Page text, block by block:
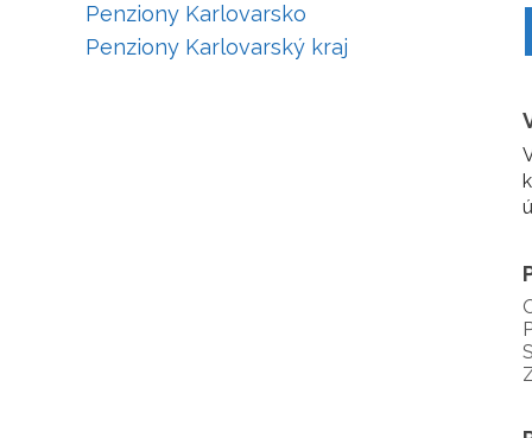
Penziony Karlovarsko
Penziony Karlovarský kraj